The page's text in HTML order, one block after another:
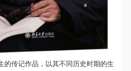
的传记作品，以其不同历史时期的生